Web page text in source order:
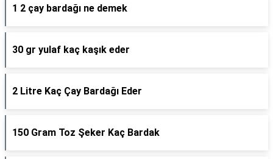
1 2 çay bardağı ne demek
30 gr yulaf kaç kaşık eder
2 Litre Kaç Çay Bardağı Eder
150 Gram Toz Şeker Kaç Bardak